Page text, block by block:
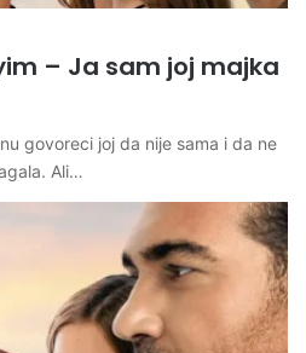
– Ja sam joj majka
govoreci joj da nije sama i da ne
Ali…